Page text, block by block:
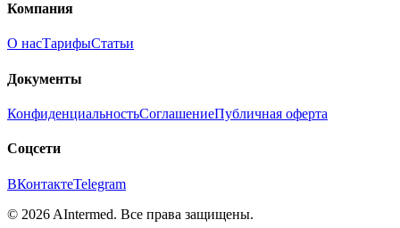
Компания
О насТарифыСтатьи
Документы
КонфиденциальностьСоглашениеПубличная оферта
Соцсети
ВКонтактеTelegram
© 2026 AIntermed. Все права защищены.